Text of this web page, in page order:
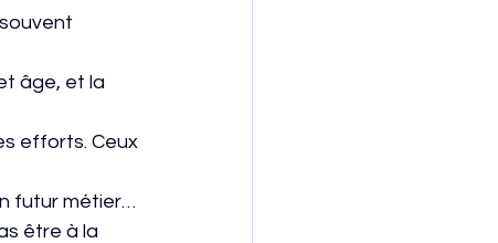
âge, et la
efforts. Ceux
futur métier…
être à la